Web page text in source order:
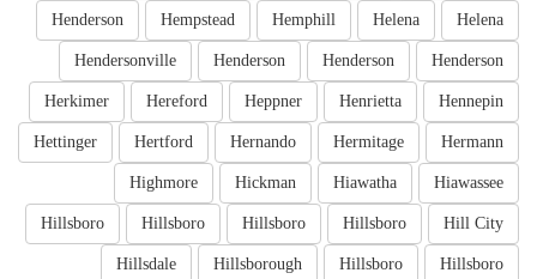
Helena
Helena
Hemphill
Hempstead
Henderson
Henderson
Henderson
Henderson
Hendersonville
Hennepin
Henrietta
Heppner
Hereford
Herkimer
Hermann
Hermitage
Hernando
Hertford
Hettinger
Hiawassee
Hiawatha
Hickman
Highmore
Hill City
Hillsboro
Hillsboro
Hillsboro
Hillsboro
Hillsboro
Hillsboro
Hillsborough
Hillsdale